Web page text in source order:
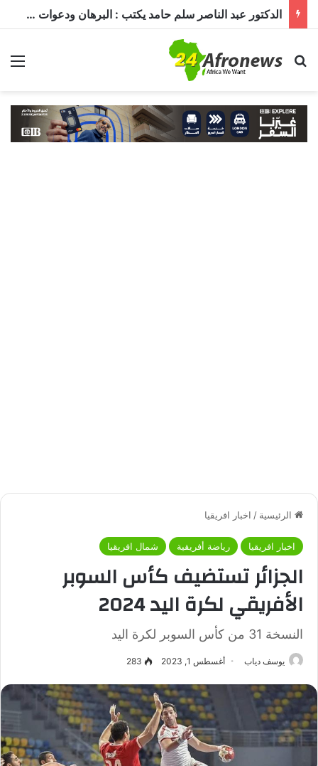
الدكتور عبد الناصر سلم حامد يكتب : البرهان ودعوات الترشيح.. قراءة في تحديات الحكم ومستقبل الدولة
بحث عن
الرئيسية / اخبار افريقيا
اخبار افريقيا رياضة أفريقية شمال افريقيا
الجزائر تستضيف كأس السوبر
الأفريقي لكرة اليد 2024
النسخة 31 من كأس السوبر لكرة اليد
يوسف دياب أغسطس 1, 2023 283